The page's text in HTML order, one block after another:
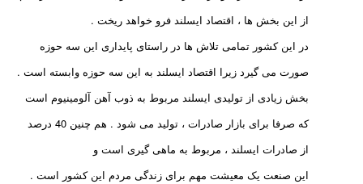
از این بخش ها ، اقتصاد ایسلند فرو خواهد ریخت .
در این کشور تمامی تلاش ها در راستای پایداری این سه حوزه
صورت می گیرد زیرا اقتصاد ایسلند به این سه حوزه وابسته است .
بخش زیادی از تولیدی ایسلند مربوط به ذوب آهن آلومینیوم است
که صرفا برای بازار صادرات ، تولید می شود . هم چنین 40 درصد
از صادرات ایسلند ، مربوط به ماهی گیری است و
این صنعت یک معیشت مهم برای زندگی مردم این کشور است .